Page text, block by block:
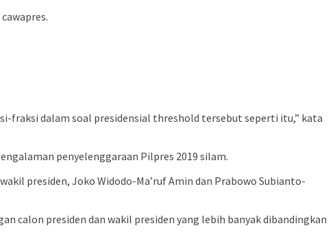
fraksi dalam soal presidensial threshold tersebut seperti itu,” kata
penyelenggaraan Pilpres 2019 silam.
presiden, Joko Widodo-Ma’ruf Amin dan Prabowo Subianto-
calon presiden dan wakil presiden yang lebih banyak dibandingkan